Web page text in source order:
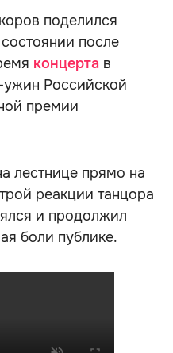
поделился
после
концерта в
ужин Российской
премии
лестнице прямо на
реакции танцора
и продолжил
боли публике.